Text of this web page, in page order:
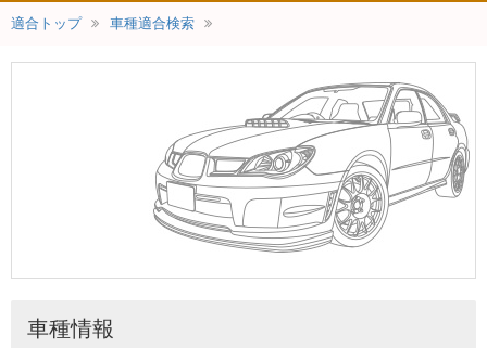
適合トップ 車種適合検索
車種情報